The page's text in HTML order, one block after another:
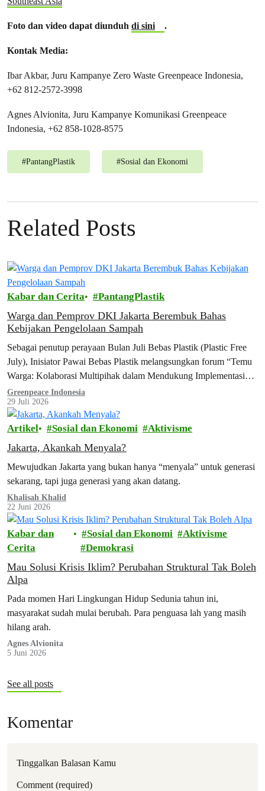
Foto dan video dapat diunduh di sini .
Kontak Media:
Ibar Akbar, Juru Kampanye Zero Waste Greenpeace Indonesia,
+62 812-2572-3998
Agnes Alvionita, Juru Kampanye Komunikasi Greenpeace
Indonesia, +62 858-1028-8575
#PantangPlastik #Sosial dan Ekonomi
Related Posts
Kabar dan Cerita PantangPlastik
Warga dan Pemprov DKI Jakarta Berembuk Bahas
Kebijakan Pengelolaan Sampah
Sebagai penutup perayaan Bulan Juli Bebas Plastik (Plastic Free
July), Inisiator Pawai Bebas Plastik melangsungkan forum “Temu
Warga: Kolaborasi Multipihak dalam Mendukung Implementasi
Kebijakan Pengelolaan Sampah” di Jakarta Future Hub, Jakarta
Pusat. Forum yang digagas oleh Greenpeace Indonesia, Dietplastik
Indonesia, Divers Clean Action, Indorelawan, WALHI Jakarta, dan
WALHI Nasional ini mempertemukan berbagai elemen masyarakat
sipil…
Greenpeace Indonesia
29 Juli 2026
Artikel Sosial dan Ekonomi Aktivisme
Jakarta, Akankah Menyala?
Mewujudkan Jakarta yang bukan hanya “menyala” untuk generasi
sekarang, tapi juga generasi yang akan datang.
Khalisah Khalid
22 Juni 2026
Kabar dan
Cerita
Sosial dan Ekonomi
Aktivisme
Demokrasi
Mau Solusi Krisis Iklim? Perubahan Struktural Tak Boleh
Alpa
Pada momen Hari Lingkungan Hidup Sedunia tahun ini,
masyarakat sudah mulai berubah. Para penguasa lah yang masih
hilang arah.
Agnes Alvionita
5 Juni 2026
See all posts
Komentar
Tinggalkan Balasan Kamu
Comment (required)